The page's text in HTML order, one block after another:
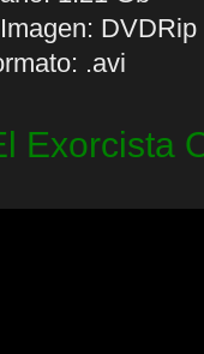
DVDRip
.avi
Exorcista